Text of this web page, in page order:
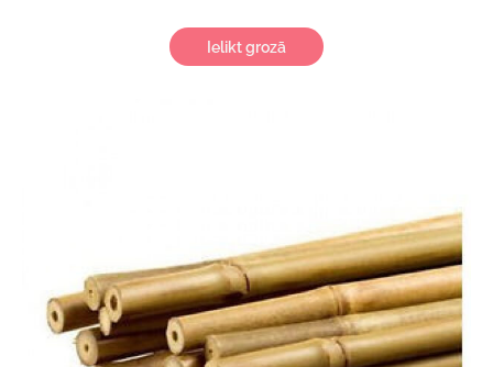
Ielikt grozā